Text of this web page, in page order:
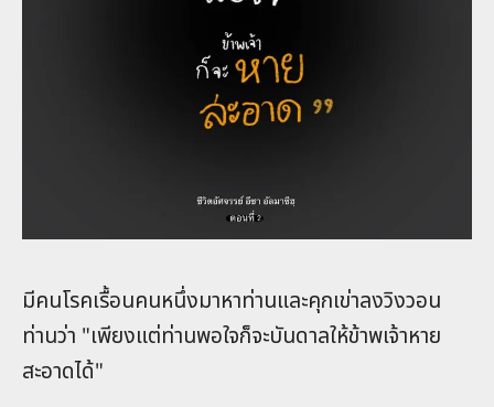
มีคนโรคเรื้อนคนหนึ่งมาหาท่านและคุกเข่าลงวิงวอน
ท่านว่า "เพียงแต่ท่านพอใจก็จะบันดาลให้ข้าพเจ้าหาย
สะอาดได้"